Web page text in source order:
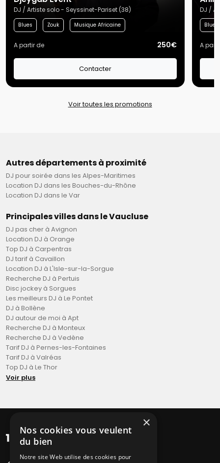
DJ / Artiste solo - Seyssinet-Pariset (38)
Blues Zouk Musique Africaine
A partir de 250€
Contacter
DJ /
Blues
A
Voir toutes les promotions
Autres départements à proximité
DJ pour soirée dans les Alpes-Maritimes
Location DJ dans les Bouches-du-Rhône
Location DJ dans le Var
Principales villes dans le Vaucluse
DJ pas cher à Avignon
Location DJ à Orange
Top DJ à Carpentras
DJ tarif à Cavaillon
Location DJ à L'Isle-sur-la-Sorgue
Recherche DJ à Pertuis
Disc jockey à Sorgues
Les meilleurs DJ à Le Pontet
DJ à Bollène
DJ autour de moi à Apt
Recherche DJ à Monteux
Recherche DJ à Vedène
Tarif DJ à Pernes-les-Fontaines
Tarif DJ à Valréas
Top DJ à Le Thor
Voir plus
×
Nos cookies vous veulent
du bien
Notre site Web utilise des cookies pour